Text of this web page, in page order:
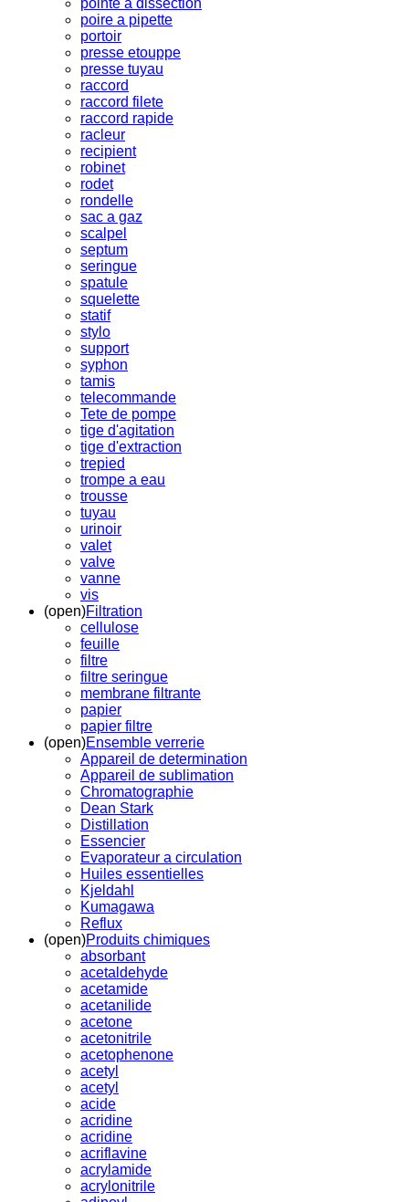
poire a pipette
portoir
presse etouppe
presse tuyau
raccord
raccord filete
raccord rapide
racleur
recipient
robinet
rodet
rondelle
sac a gaz
scalpel
septum
seringue
spatule
squelette
statif
stylo
support
syphon
tamis
telecommande
Tete de pompe
tige d'agitation
tige d'extraction
trepied
trompe a eau
trousse
tuyau
urinoir
valet
valve
vanne
vis
(open)Filtration
cellulose
feuille
filtre
filtre seringue
membrane filtrante
papier
papier filtre
(open)Ensemble verrerie
Appareil de determination
Appareil de sublimation
Chromatographie
Dean Stark
Distillation
Essencier
Evaporateur a circulation
Huiles essentielles
Kjeldahl
Kumagawa
Reflux
(open)Produits chimiques
absorbant
acetaldehyde
acetamide
acetanilide
acetone
acetonitrile
acetophenone
acetyl
acetyl
acide
acridine
acridine
acriflavine
acrylamide
acrylonitrile